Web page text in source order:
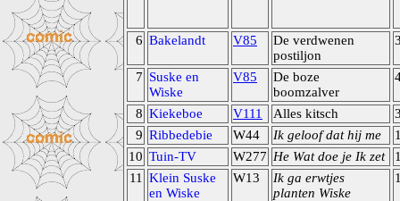
6 Bakelandt V85
De verdwenen
postiljon
7 Suske en
Wiske
V85
De boze
boomzalver
8 Kiekeboe V111 Alles kitsch
9 Ribbedebie W44 Ik geloof dat hij me
10 Tuin-TV W277 He Wat doe je Ik zet
11
Klein Suske
en Wiske
W13
Ik ga erwtjes
planten Wiske